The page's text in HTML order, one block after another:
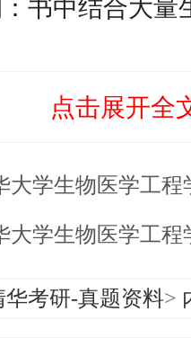
书中结合大量
望深入了解生
沿技术。
识别与机器学
点击展开全
大学生物医学工
大学生物医学工
华考研-真题资料>